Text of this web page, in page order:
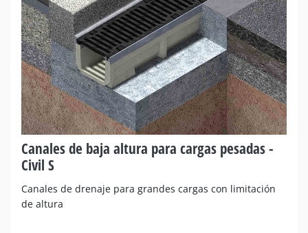
Canales de baja altura para cargas pesadas -
Civil S
Canales de drenaje para grandes cargas con limitación
de altura